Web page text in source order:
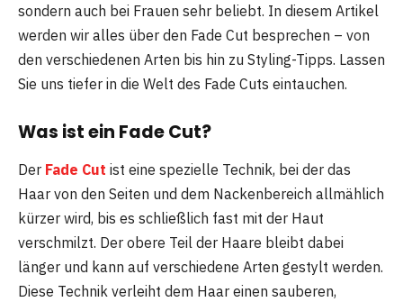
sondern auch bei Frauen sehr beliebt. In diesem Artikel
werden wir alles über den Fade Cut besprechen – von
den verschiedenen Arten bis hin zu Styling-Tipps. Lassen
Sie uns tiefer in die Welt des Fade Cuts eintauchen.
Was ist ein Fade Cut?
Der Fade Cut ist eine spezielle Technik, bei der das
Haar von den Seiten und dem Nackenbereich allmählich
kürzer wird, bis es schließlich fast mit der Haut
verschmilzt. Der obere Teil der Haare bleibt dabei
länger und kann auf verschiedene Arten gestylt werden.
Diese Technik verleiht dem Haar einen sauberen,